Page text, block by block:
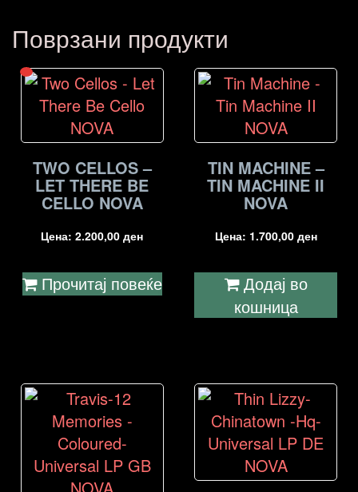
Поврзани продукти
TWO CELLOS –
LET THERE BE
CELLO NOVA
Цена:2.200,00ден
Прочитај повеќе
TIN MACHINE –
TIN MACHINE II
NOVA
Цена: 1.700,00 ден
Додај во
кошница